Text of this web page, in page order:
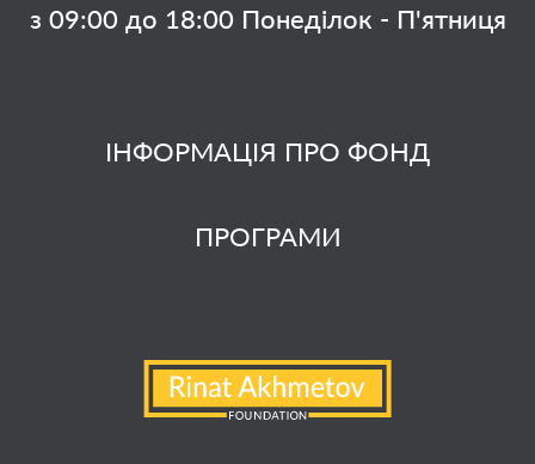
ІНФОРМАЦІЯ ПРО ФОНД
ПРОГРАМИ
з 09:00 до 18:00 Понеділок - П'ятниця